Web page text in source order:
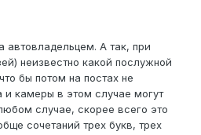
автовладельцем. А так, при
неизвестно какой послужной
бы потом на постах не
и камеры в этом случае могут
случае, скорее всего это
сочетаний трех букв, трех